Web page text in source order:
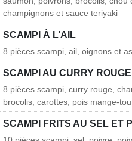
champignons et sauce teriyaki
SCAMPI À L’AIL
8 pièces scampi, ail, oignons et
SCAMPI AU CURRY ROUGE
8 pièces scampi, curry rouge,
brocolis, carottes, pois mange-
SCAMPI FRITS AU SEL ET